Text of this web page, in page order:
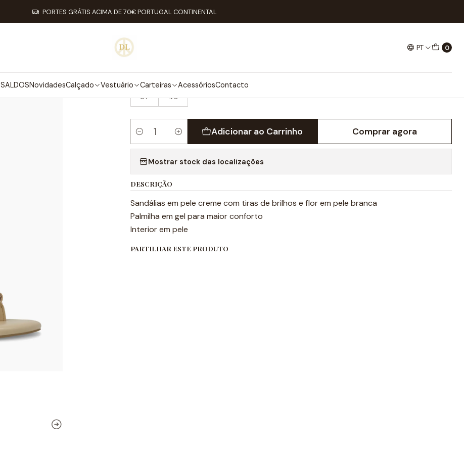
PT 0
SALDOSNovidadesCalçado Vestuário Carteiras AcessóriosContacto
PORTES GRÁTIS ACIMA DE 70€ PORTUGAL CONTINENTAL
Promoções Primavera/Verão Promoções Primavera/Verão
|
FLOWER FLAT SANDAL
TAMANHO
37 40
Quantidade
Adicionar ao Carrinho Comprar agora
Mostrar stock das localizações
DESCRIÇÃO
Sandálias em pele creme com tiras de brilhos e flor em pele branca
Palmilha em gel para maior conforto
Interior em pele
PARTILHAR ESTE PRODUTO